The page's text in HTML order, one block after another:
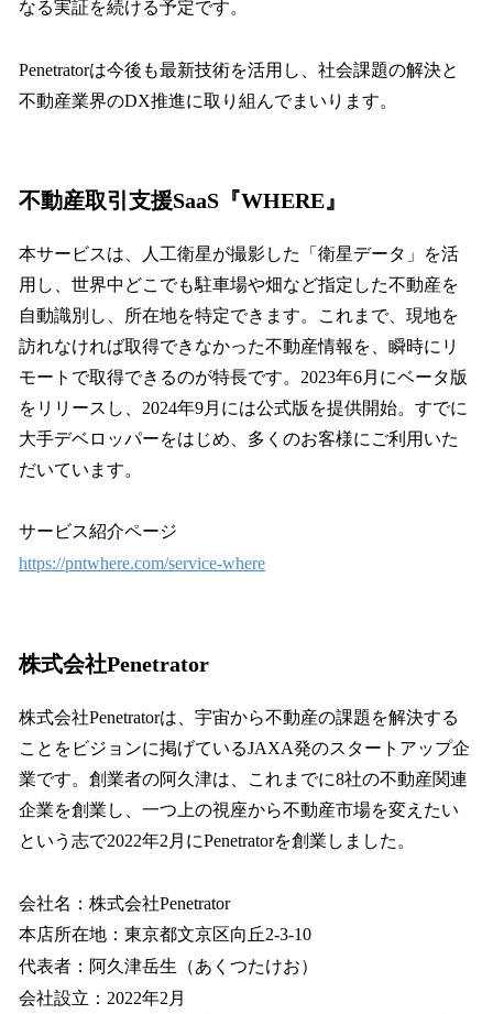
なる実証を続ける予定です。
Penetratorは今後も最新技術を活用し、社会課題の解決と
不動産業界のDX推進に取り組んでまいります。
不動産取引支援SaaS『WHERE』
本サービスは、人工衛星が撮影した「衛星データ」を活
用し、世界中どこでも駐車場や畑など指定した不動産を
自動識別し、所在地を特定できます。これまで、現地を
訪れなければ取得できなかった不動産情報を、瞬時にリ
モートで取得できるのが特長です。2023年6月にベータ版
をリリースし、2024年9月には公式版を提供開始。すでに
大手デベロッパーをはじめ、多くのお客様にご利用いた
だいています。
サービス紹介ページ
https://pntwhere.com/service-where
株式会社Penetrator
株式会社Penetratorは、宇宙から不動産の課題を解決する
ことをビジョンに掲げているJAXA発のスタートアップ企
業です。創業者の阿久津は、これまでに8社の不動産関連
企業を創業し、一つ上の視座から不動産市場を変えたい
という志で2022年2月にPenetratorを創業しました。
会社名：株式会社Penetrator
本店所在地：東京都文京区向丘2-3-10
代表者：阿久津岳生（あくつたけお）
会社設立：2022年2月